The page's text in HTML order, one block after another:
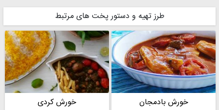
طرز تهیه و دستور پخت های مرتبط
خورش بادمجان خورش کردی